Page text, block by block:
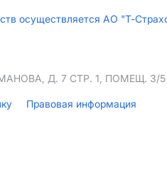
осуществляется АО "Т-
Д. 7 СТР. 1, ПОМЕЩ. 3/5
Правовая информация